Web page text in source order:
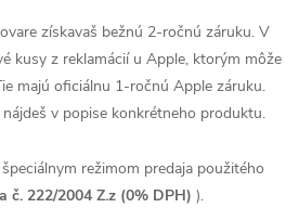
získavaš bežnú 2-ročnú záruku. V
kusy z reklamácií u Apple, ktorým môže
majú oficiálnu 1-ročnú Apple záruku.
v popise konkrétneho produktu.
režimom predaja použitého
č. 222/2004 Z.z (0% DPH) ).